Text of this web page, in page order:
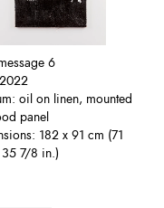
6
oil on linen, mounted
panel
182 x 91 cm (71
7/8 in.)